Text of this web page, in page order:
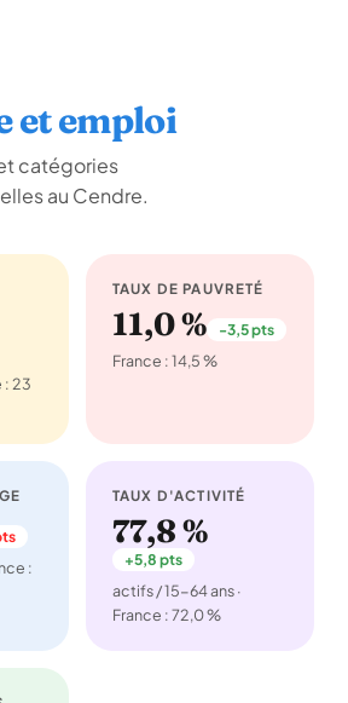
et emploi
catégories
au Cendre.
: 23
TAUX DE PAUVRETÉ
11,0 % -3,5 pts
France : 14,5 %
:
TAUX D'ACTIVITÉ
77,8 %
+5,8 pts
actifs / 15-64 ans ·
France : 72,0 %